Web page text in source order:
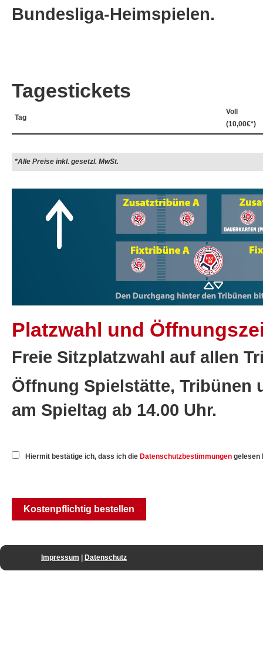
Bundesliga-Heimspielen.
Tagestickets
Tag
Voll
(10,00€*)
*Alle Preise inkl. gesetzl. MwSt.
Platzwahl und
Freie Sitzplatzwahl auf allen
Öffnung Spielstätte, Tribünen
am Spieltag ab 14.00 Uhr.
Hiermit bestätige ich, dass ich die Datenschutzbestimmungen gelesen
Impressum | Datenschutz